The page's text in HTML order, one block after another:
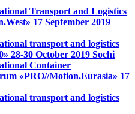
Transport and Logistics
17 September 2019
transport and logistics
28-30 October 2019 Sochi
Container
«PRO//Motion.Eurasia» 17
transport and logistics